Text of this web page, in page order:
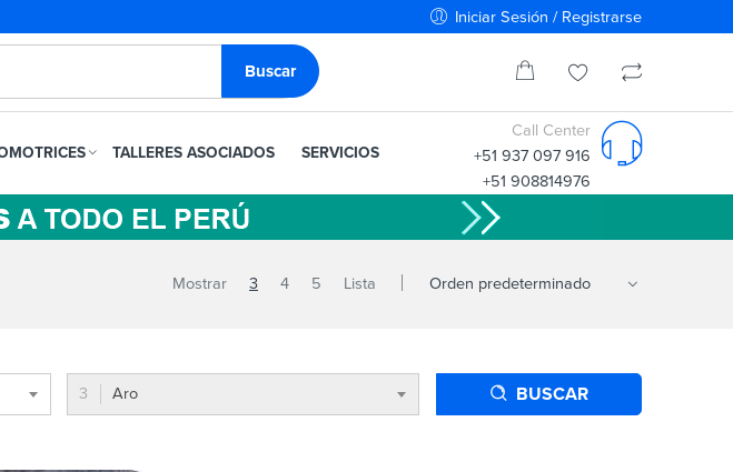
Iniciar Sesión / Registrarse
TALLERES ASOCIADOS SERVICIOS
Call Center
+51 937 097 916
+51 908814976
Mostrar 3 4 5 Lista
Aro BUSCAR